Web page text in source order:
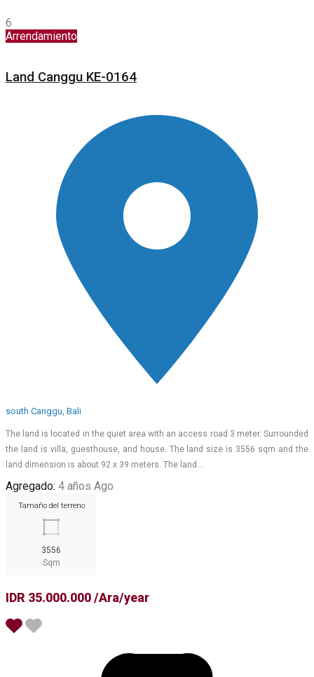
6
Arrendamiento
Land Canggu KE-0164
south Canggu, Bali
The land is located in the quiet area with an access road 3 meter. Surrounded
the land is villa, guesthouse, and house. The land size is 3556 sqm and the
land dimension is about 92 x 39 meters. The land…
Agregado: 4 años Ago
Tamaño del terreno
3556
Sqm
IDR 35.000.000 /Ara/year